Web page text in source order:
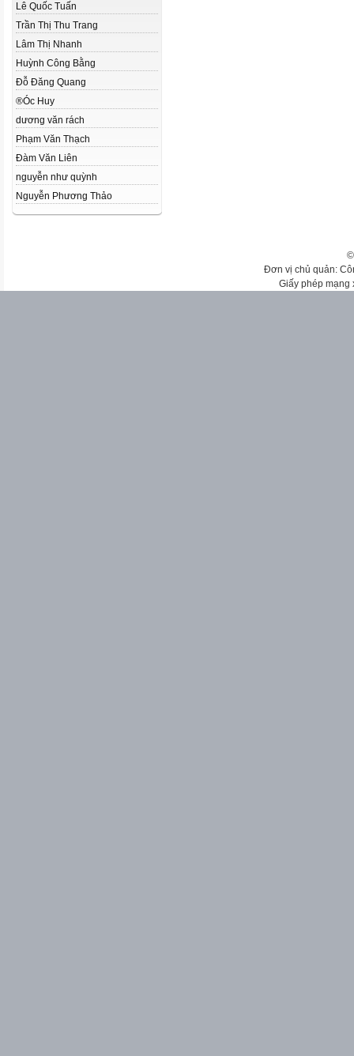
Lê Quốc Tuấn
Trần Thị Thu Trang
Lâm Thị Nhanh
Huỳnh Công Bằng
Đỗ Đăng Quang
®Óc Huy
dương văn rách
Phạm Văn Thạch
Đàm Văn Liên
nguyễn như quỳnh
Nguyễn Phương Thảo
Đơn vị chủ quản:
Giấy phép mạng